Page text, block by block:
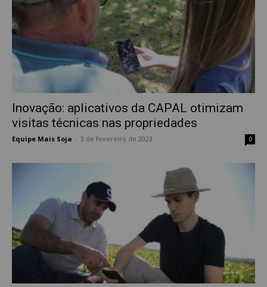
Inovação: aplicativos da CAPAL otimizam
visitas técnicas nas propriedades
Equipe Mais Soja 3 de fevereiro de 2023 0